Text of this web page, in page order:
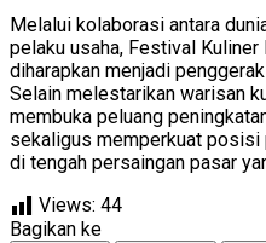
Melalui kolaborasi antara
pelaku usaha, Festival Kuliner
diharapkan menjadi
Selain melestarikan warisan
membuka peluang
sekaligus memperkuat posisi
di tengah persaingan pasar
Views: 44
Bagikan ke